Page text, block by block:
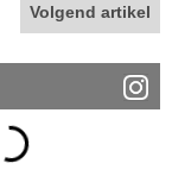
Volgend artikel